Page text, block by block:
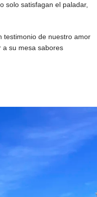
solo satisfagan el paladar,
testimonio de nuestro amor
a su mesa sabores